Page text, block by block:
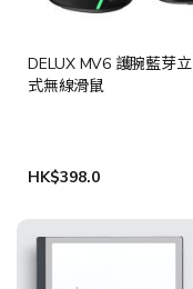
DELUX MV6 護腕藍芽立
式無線滑鼠
HK$398.0